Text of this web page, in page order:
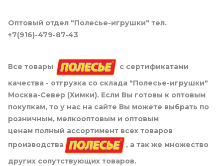
Оптовый отдел "Полесье-игрушки" тел.
+7(916)-479-87-43
Все товары
с сертификатами
качества - отгрузка со склада "Полесье-игрушки"
Москва-Север (Химки). Если Вы готовы к оптовым
покупкам, то у нас на сайте Вы можете выбрать по
розничным, мелкооптовым и оптовым
ценам полный ассортимент всех товаров
производства
, а так же множество
других сопутствующих товаров.